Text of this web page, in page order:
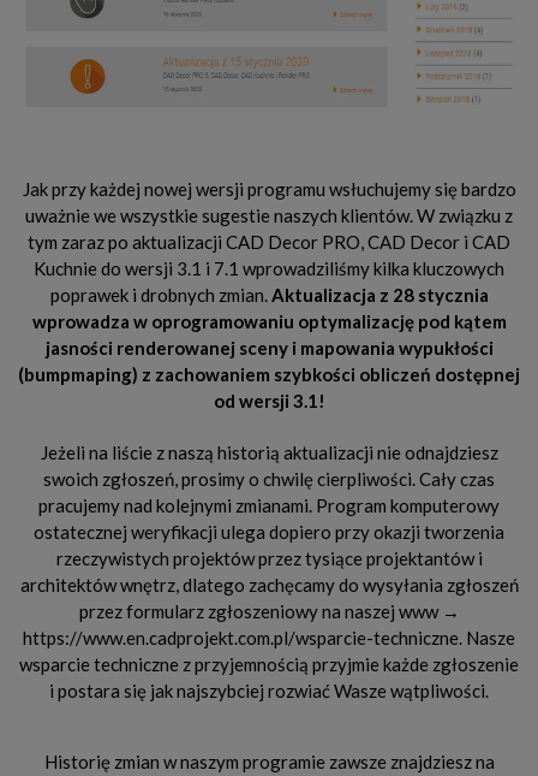
Jak przy każdej nowej wersji programu wsłuchujemy się bardzo
uważnie we wszystkie sugestie naszych klientów. W związku z
tym zaraz po aktualizacji CAD Decor PRO, CAD Decor i CAD
Kuchnie do wersji 3.1 i 7.1 wprowadziliśmy kilka kluczowych
poprawek i drobnych zmian.Aktualizacja z 28 stycznia
wprowadza w oprogramowaniu optymalizację pod kątem
jasności renderowanej sceny i mapowania wypukłości
(bumpmaping) z zachowaniem szybkości obliczeń dostępnej
od wersji 3.1!
Jeżeli na liście z naszą historią aktualizacji nie odnajdziesz
swoich zgłoszeń, prosimy o chwilę cierpliwości. Cały czas
pracujemy nad kolejnymi zmianami. Program komputerowy
ostatecznej weryfikacji ulega dopiero przy okazji tworzenia
rzeczywistych projektów przez tysiące projektantów i
architektów wnętrz, dlatego zachęcamy do wysyłania zgłoszeń
przez formularz zgłoszeniowy na naszej www →
https://www.en.cadprojekt.com.pl/wsparcie-techniczne. Nasze
wsparcie techniczne z przyjemnością przyjmie każde zgłoszenie
i postara się jak najszybciej rozwiać Wasze wątpliwości.
Historię zmian w naszym programie zawsze znajdziesz na